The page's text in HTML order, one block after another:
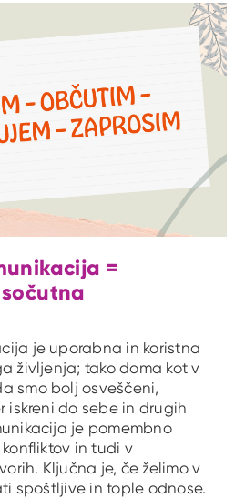
=
je uporabna in koristna
življenja; tako doma kot v
smo bolj osveščeni,
iskreni do sebe in drugih
je pomembno
in tudi v
Ključna je, če želimo v
spoštljive in tople odnose.